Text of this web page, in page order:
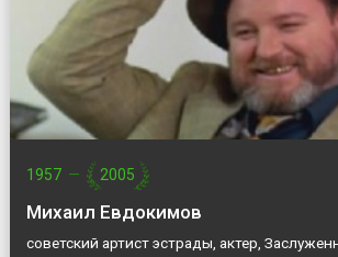
1957 — 2005
Михаил Евдокимов
советский артист эстрады, актер,